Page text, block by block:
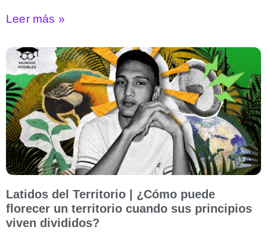
Leer más »
Latidos del Territorio | ¿Cómo puede
florecer un territorio cuando sus principios
viven divididos?